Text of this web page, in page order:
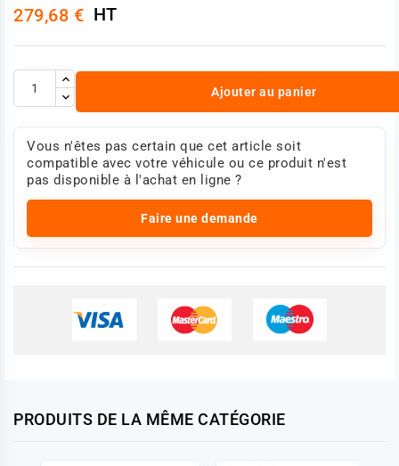
279,68 € HT
Ajouter au panier
Vous n'êtes pas certain que cet article soit
compatible avec votre véhicule ou ce produit n'est
pas disponible à l'achat en ligne ?
Faire une demande
PRODUITS DE LA MÊME CATÉGORIE